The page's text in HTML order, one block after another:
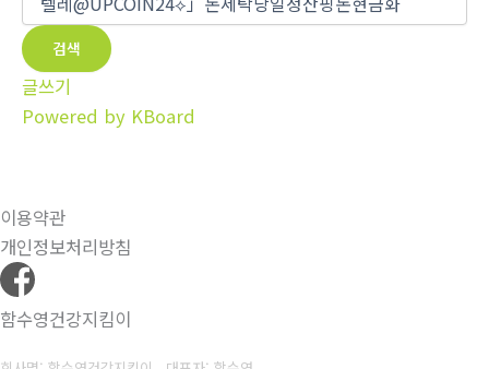
검색
글쓰기
Powered by KBoard
이용약관
개인정보처리방침
함수영건강지킴이